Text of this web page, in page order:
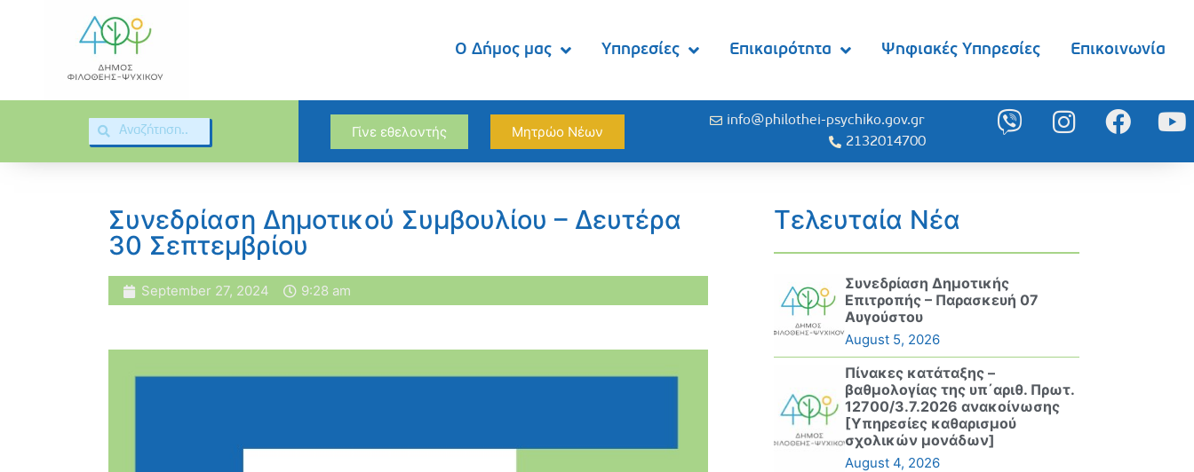
Ο Δήμος μας Υπηρεσίες Επικαιρότητα Ψηφιακές Υπηρεσίες Επικοινωνία
Γίνε εθελοντής Μητρώο Νέων
info@philothei-psychiko.gov.gr
2132014700
Συνεδρίαση Δημοτικού Συμβουλίου – Δευτέρα
30 Σεπτεμβρίου
September 27, 2024 9:28 am
Τελευταία Νέα
Συνεδρίαση Δημοτικής
Επιτροπής – Παρασκευή 07
Αυγούστου
August 5, 2026
Πίνακες κατάταξης –
βαθμολογίας της υπ΄αριθ. Πρωτ.
12700/3.7.2026 ανακοίνωσης
[Υπηρεσίες καθαρισμού
σχολικών μονάδων]
August 4, 2026